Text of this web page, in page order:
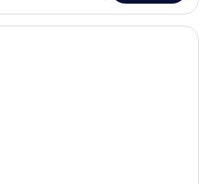
Une chambre d’hôtel avec deux lits,